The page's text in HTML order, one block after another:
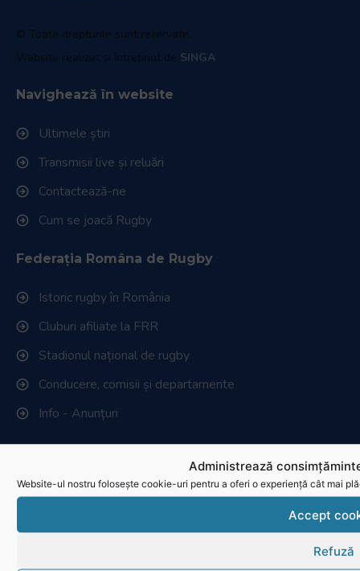
Administrează
Website-ul nostru folosește cookie-uri pentru a oferi o experiență cât mai
Accept
Refuză
© Toate drepturile sunt rezervate.
Website realizat și întreținut de SINGA
Navighează în website
Ultimele știri
Transmisii live și reluări
Contactează-ne
Cum se joacă Rugby
Federația Româna de Rugby
Istoric rugby în România
Cluburi afiliate la FRR
Stadionul național de rugby
Conducere, comisii și departamente
Info - Anunțuri
Download